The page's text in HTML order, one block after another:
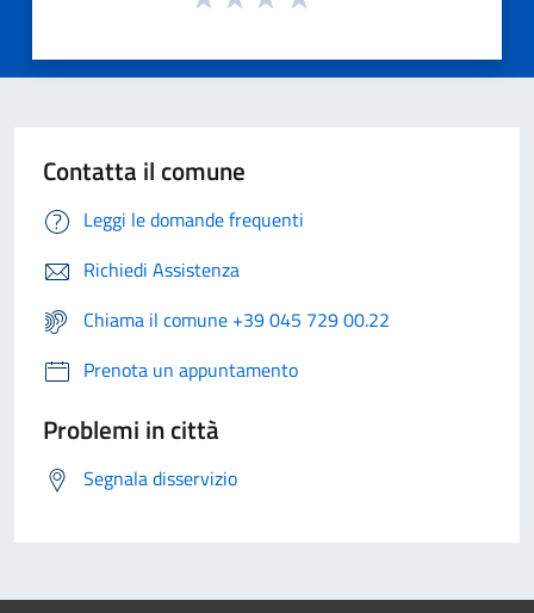
Contatta il comune
Leggi le domande frequenti
Richiedi Assistenza
Chiama il comune +39 045 729 00.22
Prenota un appuntamento
Problemi in città
Segnala disservizio